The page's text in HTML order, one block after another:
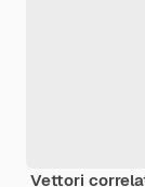
Vettori